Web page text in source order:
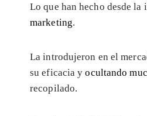
Lo que han hecho desde la
marketing.
La introdujeron en el
su eficacia yocultando
recopilado.